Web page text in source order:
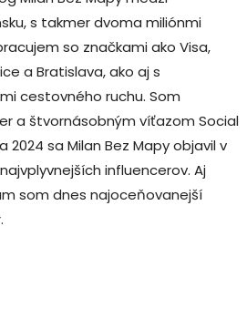
s takmer dvoma miliónmi
so značkami ako Visa,
a Bratislava, ako aj s
cestovného ruchu. Som
a štvornásobným víťazom Social
2024 sa Milan Bez Mapy objavil v
influencerov. Aj
som dnes najoceňovanejší